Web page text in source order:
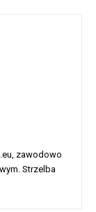
zawodowo
Strzelba